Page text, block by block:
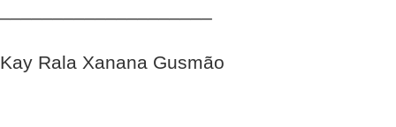
Kay Rala Xanana Gusmão